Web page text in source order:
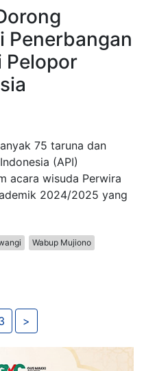
Penerbangan
Pelopor
75 taruna dan
(API)
acara wisuda Perwira
2024/2025 yang
Wabup Mujiono
>